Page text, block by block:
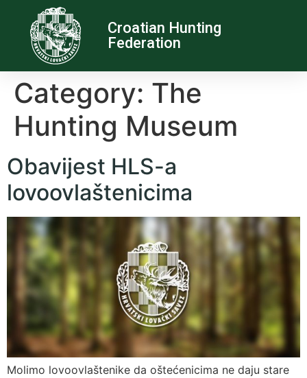
Croatian Hunting
Federation
Category: The
Hunting Museum
Obavijest HLS-a
lovoovlaštenicima
Molimo lovoovlaštenike da oštećenicima ne daju stare